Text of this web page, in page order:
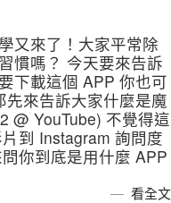
又來了！大家平常除
慣嗎？ 今天要來告訴
下載這個 APP 你也可
來告訴大家什麼是魔
@ YouTube) 不覺得這
到 Instagram 詢問度
你到底是用什麼 APP
看全文